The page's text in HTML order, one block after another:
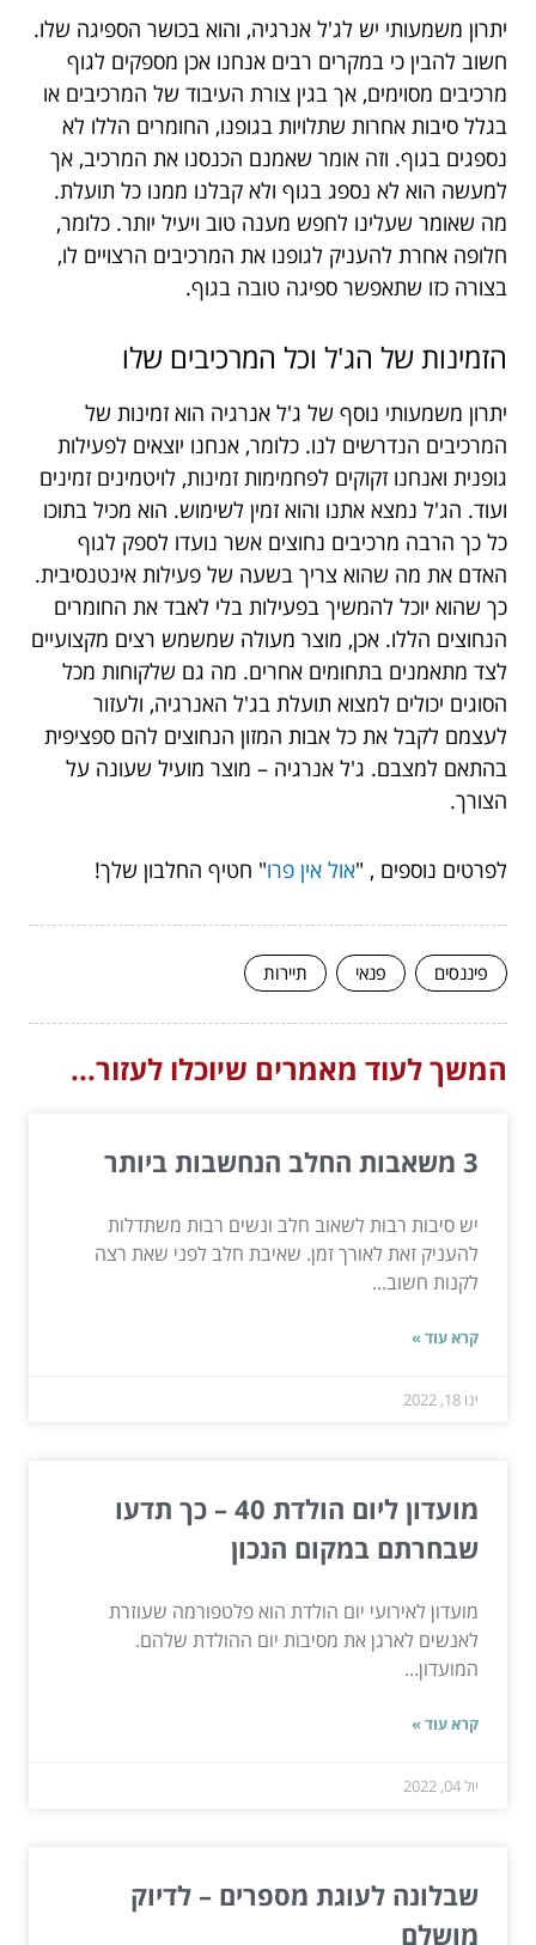
יתרון משמעותי יש לג'ל אנרגיה, והוא בכושר הספיגה שלו.
חשוב להבין כי במקרים רבים אנחנו אכן מספקים לגוף
מרכיבים מסוימים, אך בגין צורת העיבוד של המרכיבים או
בגלל סיבות אחרות שתלויות בגופנו, החומרים הללו לא
נספגים בגוף. וזה אומר שאמנם הכנסנו את המרכיב, אך
למעשה הוא לא נספג בגוף ולא קבלנו ממנו כל תועלת.
מה שאומר שעלינו לחפש מענה טוב ויעיל יותר. כלומר,
חלופה אחרת להעניק לגופנו את המרכיבים הרצויים לו,
בצורה כזו שתאפשר ספיגה טובה בגוף.
הזמינות של הג'ל וכל המרכיבים שלו
יתרון משמעותי נוסף של ג'ל אנרגיה הוא זמינות של
המרכיבים הנדרשים לנו. כלומר, אנחנו יוצאים לפעילות
גופנית ואנחנו זקוקים לפחמימות זמינות, לויטמינים זמינים
ועוד. הג'ל נמצא אתנו והוא זמין לשימוש. הוא מכיל בתוכו
כל כך הרבה מרכיבים נחוצים אשר נועדו לספק לגוף
האדם את מה שהוא צריך בשעה של פעילות אינטנסיבית.
כך שהוא יוכל להמשיך בפעילות בלי לאבד את החומרים
הנחוצים הללו. אכן, מוצר מעולה שמשמש רצים מקצועיים
לצד מתאמנים בתחומים אחרים. מה גם שלקוחות מכל
הסוגים יכולים למצוא תועלת בג'ל האנרגיה, ולעזור
לעצמם לקבל את כל אבות המזון הנחוצים להם ספציפית
בהתאם למצבם. ג'ל אנרגיה – מוצר מועיל שעונה על
הצורך.
לפרטים נוספים , "אול אין פרו" חטיף החלבון שלך!
פיננסים פנאי תיירות
המשך לעוד מאמרים שיוכלו לעזור...
3 משאבות החלב הנחשבות ביותר
יש סיבות רבות לשאוב חלב ונשים רבות משתדלות
להעניק זאת לאורך זמן. שאיבת חלב לפני שאת רצה
לקנות חשוב...
קרא עוד »
ינו 18, 2022
מועדון ליום הולדת 40 – כך תדעו
שבחרתם במקום הנכון
מועדון לאירועי יום הולדת הוא פלטפורמה שעוזרת
לאנשים לארגן את מסיבות יום ההולדת שלהם.
המועדון...
קרא עוד »
יול 04, 2022
שבלונה לעוגת מספרים – לדיוק
מושלם